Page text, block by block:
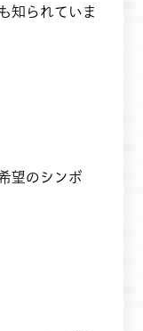
知られていま
望のシンボ